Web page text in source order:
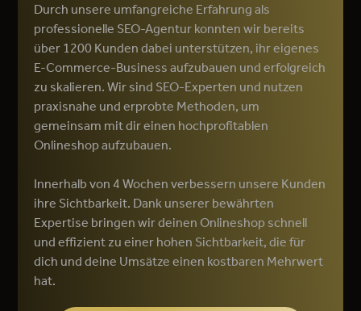
Durch unsere umfangreiche Erfahrung als
professionelle SEO-Agentur konnten wir bereits
über 1200 Kunden dabei unterstützen, ihr eigenes
E-Commerce-Business aufzubauen und erfolgreich
zu skalieren. Wir sind SEO-Experten und nutzen
praxisnahe und erprobte Methoden, um
gemeinsam mit dir einen hochprofitablen
Onlineshop aufzubauen.
Innerhalb von 4 Wochen verbessern unsere Kunden
ihre Sichtbarkeit. Dank unserer bewährten
Expertise bringen wir deinen Onlineshop schnell
und effizient zu einer hohen Sichtbarkeit, die für
dich und deine Umsätze einen kostbaren Mehrwert
hat.